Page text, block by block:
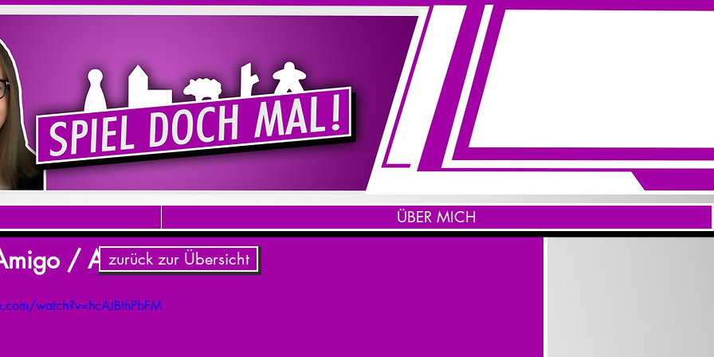
/ Andrea Milke
watch?v=hcAJBthPbFM
zurück zur Übersicht
ÜBER MICH